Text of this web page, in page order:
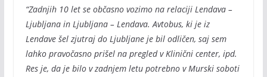
“Zadnjih 10 let se občasno vozimo na relaciji Lendava –
Ljubljana in Ljubljana – Lendava. Avtobus, ki je iz
Lendave šel zjutraj do Ljubljane je bil odličen, saj sem
lahko pravočasno prišel na pregled v Klinični center, ipd.
Res je, da je bilo v zadnjem letu potrebno v Murski soboti